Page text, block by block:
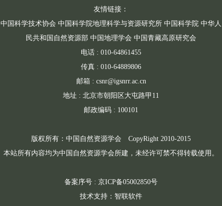
友情链接：
中国科学技术协会 中国科学院地理科学与资源研究所 中国科学院 中华人
民共和国自然资源部 中国地理学会 中国青藏高原研究会
电话 : 010-64861455
传真 : 010-64889806
邮箱 : csnr@igsnrr.ac.cn
地址 : 北京市朝阳区大屯路甲11
邮政编码 : 100101
版权所有：中国自然资源学会 CopyRight 2010-2015
本站所有内容均为中国自然资源学会所建，未经许可禁不得转载使用。
备案序号 : 京ICP备05002850号
技术支持：智联软件